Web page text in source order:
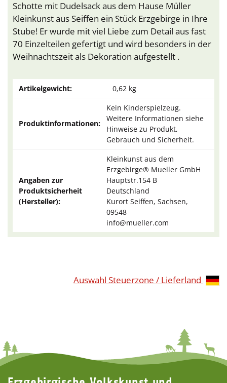
Schotte mit Dudelsack aus dem Hause Müller
Kleinkunst aus Seiffen ein Stück Erzgebirge in Ihre
Stube! Er wurde mit viel Liebe zum Detail aus fast
70 Einzelteilen gefertigt und wird besonders in der
Weihnachtszeit als Dekoration aufgestellt .
Artikelgewicht: 0,62 kg
Produktinformationen:
Kein Kinderspielzeug.
Weitere Informationen siehe
Hinweise zu Produkt,
Gebrauch und Sicherheit.
Angaben zur
Produktsicherheit
(Hersteller):
Kleinkunst aus dem
Erzgebirge® Mueller GmbH
Hauptstr.154 B
Deutschland
Kurort Seiffen, Sachsen,
09548
info@mueller.com
Auswahl Steuerzone / Lieferland